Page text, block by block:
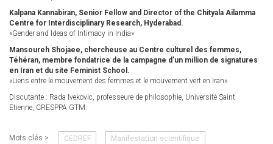
Kalpana Kannabiran, Senior Fellow and Director of the Chityala Ailamma
Centre for Interdisciplinary Research, Hyderabad.
«Gender and Ideas of Intimacy in India»
Mansoureh Shojaee, chercheuse au Centre culturel des femmes,
Téhéran, membre fondatrice de la campagne d’un million de signatures
en Iran et du site Feminist School.
«Liens entre le mouvement des femmes et le mouvement vert en Iran»
Discutante : Rada Ivekovic, professeure de philosophie, Université Saint
Etienne, CRESPPA GTM.
Mots clés > CEDREF Manifestation scientifique